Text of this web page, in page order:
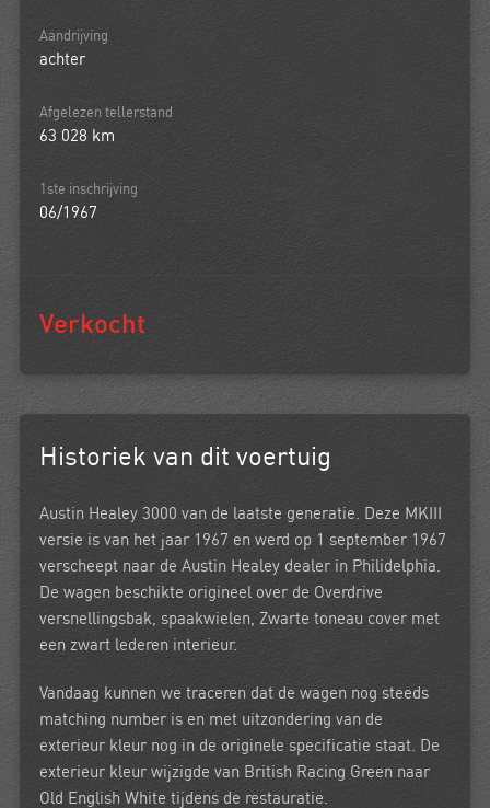
Aandrijving
achter
Afgelezen tellerstand
63 028 km
1ste inschrijving
06/1967
Verkocht
Historiek van dit voertuig
Austin Healey 3000 van de laatste generatie. Deze MKIII
versie is van het jaar 1967 en werd op 1 september 1967
verscheept naar de Austin Healey dealer in Philidelphia.
De wagen beschikte origineel over de Overdrive
versnellingsbak, spaakwielen, Zwarte toneau cover met
een zwart lederen interieur.
Vandaag kunnen we traceren dat de wagen nog steeds
matching number is en met uitzondering van de
exterieur kleur nog in de originele specificatie staat. De
exterieur kleur wijzigde van British Racing Green naar
Old English White tijdens de restauratie.